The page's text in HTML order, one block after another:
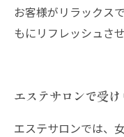
お客様がリラックス
もにリフレッシュさ
エステサロンで受
エステサロンでは、